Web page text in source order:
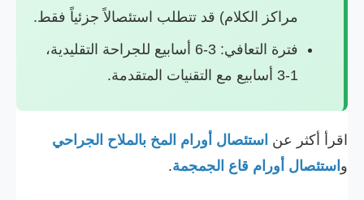
مراكز الكلام) قد تتطلب استئصالاً جزئياً فقط.
فترة التعافي: 3-6 أسابيع للجراحة التقليدية،
1-3 أسابيع مع التقنيات المتقدمة.
اقرأ أكثر عن استئصال أورام المخ بالملاح الجراحي
و استئصال أورام قاع الجمجمة.